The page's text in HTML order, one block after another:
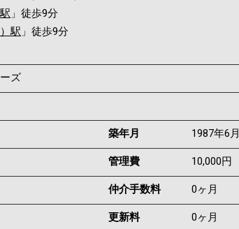
」徒歩9分
駅 」徒歩9分
ズ
築年月 1987年6月
管理費 10,000円
仲介手数料 0ヶ月
更新料 0ヶ月